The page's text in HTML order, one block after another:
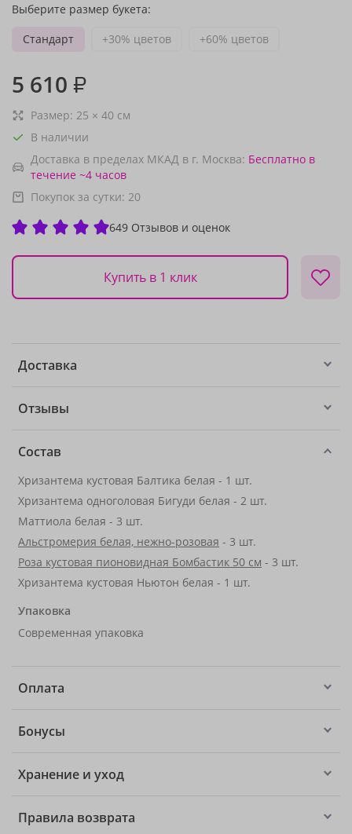
Выберите размер букета:
Стандарт
+30% цветов +60% цветов
5 610 ₽
Размер: 25 × 40 см
В наличии
Доставка в пределах МКАД в г. Москва: Бесплатно в
течение ~4 часов
Покупок за сутки: 20
649 Отзывов и оценок
Купить в 1 клик
Доставка
Отзывы
Состав
Хризантема кустовая Балтика белая - 1 шт.
Хризантема одноголовая Бигуди белая - 2 шт.
Маттиола белая - 3 шт.
Альстромерия белая, нежно-розовая - 3 шт.
Роза кустовая пионовидная Бомбастик 50 см - 3 шт.
Хризантема кустовая Ньютон белая - 1 шт.
Упаковка
Современная упаковка
Оплата
Бонусы
Хранение и уход
Правила возврата